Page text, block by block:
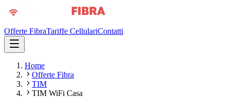
Offerte FibraTariffe CellulariContatti
Home
Offerte Fibra
TIM
TIM WiFi Casa